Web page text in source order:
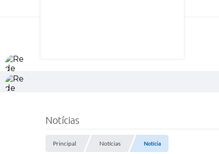
Notícias
Principal Notícias Notícia